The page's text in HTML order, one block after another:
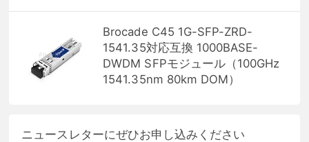
Brocade C45 1G-SFP-ZRD-
1541.35対応互換 1000BASE-
DWDM SFPモジュール（100GHz
1541.35nm 80km DOM）
ニュースレターにぜひお申し込みください